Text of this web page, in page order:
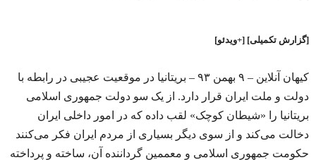
[گزارش تکمیلی] [+ویدئو]
کیهان آنلاین – ۹ بهمن ۹۳ – بریتانیا در موقعیت عجیبی در رابطه با
دولت و ملت ایران قرار دارد. از یک سو دولت جمهوری اسلامی
بریتانیا را «شیطان کوچک» لقب داده که در امور داخلی ایران
دخالت می‌کند و از سوی دیگر بسیاری از مردم ایران فکر می‌کنند
حکومت جمهوری اسلامی و معممین گرداننده آن، ساخته و پرداخته